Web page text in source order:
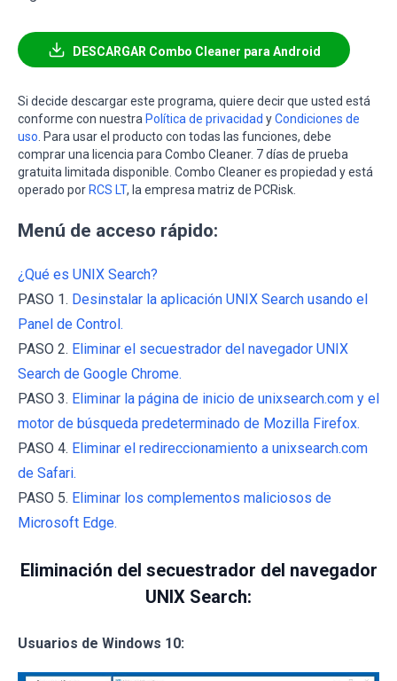
DESCARGAR Combo Cleaner para Android
Si decide descargar este programa, quiere decir que usted está
conforme con nuestra Política de privacidad yCondiciones de
uso. Para usar el producto con todas las funciones, debe
comprar una licencia para Combo Cleaner. 7 días de prueba
gratuita limitada disponible. Combo Cleaner es propiedad y está
operado por RCS LT, la empresa matriz de PCRisk.
Menú de acceso rápido:
¿Qué es UNIX Search?
PASO 1. Desinstalar la aplicación UNIX Search usando el
Panel de Control.
PASO 2. Eliminar el secuestrador del navegador UNIX
Search de Google Chrome.
PASO 3. Eliminar la página de inicio de unixsearch.com y el
motor de búsqueda predeterminado de Mozilla Firefox.
PASO 4. Eliminar el redireccionamiento a unixsearch.com
de Safari.
PASO 5. Eliminar los complementos maliciosos de
Microsoft Edge.
Eliminación del secuestrador del navegador
UNIX Search:
Usuarios de Windows 10: